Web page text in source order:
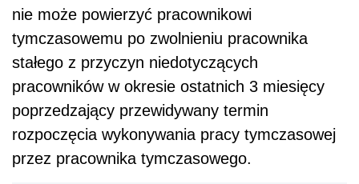
nie może powierzyć pracownikowi
tymczasowemu po zwolnieniu pracownika
stałego z przyczyn niedotyczących
pracowników w okresie ostatnich 3 miesięcy
poprzedzający przewidywany termin
rozpoczęcia wykonywania pracy tymczasowej
przez pracownika tymczasowego.